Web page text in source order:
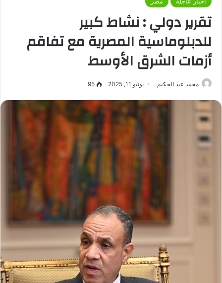
تقرير دولي : نشاط كبير
للدبلوماسية المصرية مع تفاقم
أزمات الشرق الأوسط
محمد عبد الحكيم يونيو 11, 2025 95